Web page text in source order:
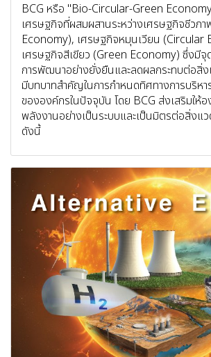
BCG หรือ "Bio-Circular-Green
เศรษฐกิจที่ผสมผสานระหว่างเศรษฐกิจชีวภ
Economy), เศรษฐกิจหมุนเวียน (Circular
เศรษฐกิจสีเขียว (Green Economy) ซึ่งมี
การพัฒนาอย่างยั่งยืนและลดผลกระทบต่อสิ่
มีบทบาทสำคัญในการกำหนดทิศทางการบริห
ขององค์กรในปัจจุบัน โดย BCG ส่งเสริมให้
พลังงานอย่างเป็นระบบและเป็นมิตรต่อสิ่งแ
ดังนี้